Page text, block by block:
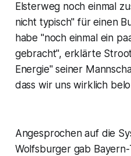
Elsterweg noch einmal
nicht typisch" für einen
habe "noch einmal ein
gebracht", erklärte
Energie" seiner
dass wir uns wirklich
Angesprochen auf die
Wolfsburger gab